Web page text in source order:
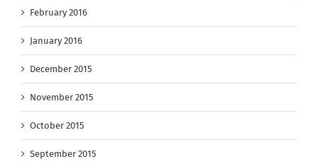
February 2016
January 2016
December 2015
November 2015
October 2015
September 2015